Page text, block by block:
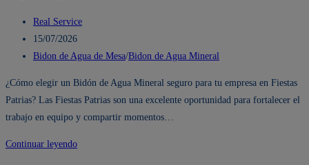
Agua
San
Luis
oficinas
durante
Autor
de
la
Real Service
Publicación
de
entrada:
15/07/2026
Categoría
Bidon de Agua de Mesa/Bidon de Agua Mineral
¿Cómo elegir un Bidón de Agua Mineral seguro para tu empresa en Fiestas
Patrias? Las Fiestas Patrias son una excelente oportunidad para fortalecer el
trabajo en equipo y compartir momentos…
Continuar leyendo¿Cómo